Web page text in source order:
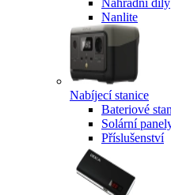
Náhradní díly
Nanlite
Nabíjecí stanice
Bateriové
Solární
Příslušenství